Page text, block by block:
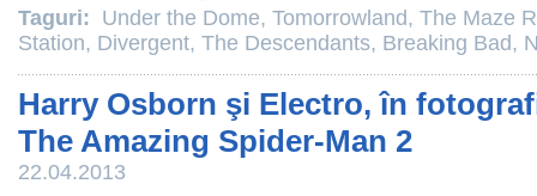
Taguri: Under the Dome, Tomorrowland, The Maze
Station, Divergent, The Descendants, Breaking Bad,
Harry Osborn şi Electro, în
The Amazing Spider-Man 2
22.04.2013